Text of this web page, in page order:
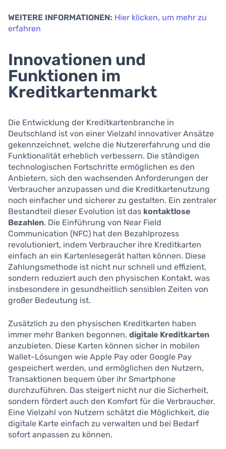
WEITERE INFORMATIONEN: Hier klicken, um mehr zu
erfahren
Innovationen und
Funktionen im
Kreditkartenmarkt
Die Entwicklung der Kreditkartenbranche in
Deutschland ist von einer Vielzahl innovativer Ansätze
gekennzeichnet, welche die Nutzererfahrung und die
Funktionalität erheblich verbessern. Die ständigen
technologischen Fortschritte ermöglichen es den
Anbietern, sich den wachsenden Anforderungen der
Verbraucher anzupassen und die Kreditkartenutzung
noch einfacher und sicherer zu gestalten. Ein zentraler
Bestandteil dieser Evolution ist das kontaktlose
Bezahlen. Die Einführung von Near Field
Communication (NFC) hat den Bezahlprozess
revolutioniert, indem Verbraucher ihre Kreditkarten
einfach an ein Kartenlesegerät halten können. Diese
Zahlungsmethode ist nicht nur schnell und effizient,
sondern reduziert auch den physischen Kontakt, was
insbesondere in gesundheitlich sensiblen Zeiten von
großer Bedeutung ist.
Zusätzlich zu den physischen Kreditkarten haben
immer mehr Banken begonnen, digitale Kreditkarten
anzubieten. Diese Karten können sicher in mobilen
Wallet-Lösungen wie Apple Pay oder Google Pay
gespeichert werden, und ermöglichen den Nutzern,
Transaktionen bequem über ihr Smartphone
durchzuführen. Das steigert nicht nur die Sicherheit,
sondern fördert auch den Komfort für die Verbraucher.
Eine Vielzahl von Nutzern schätzt die Möglichkeit, die
digitale Karte einfach zu verwalten und bei Bedarf
sofort anpassen zu können.